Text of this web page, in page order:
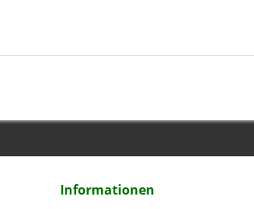
Informationen